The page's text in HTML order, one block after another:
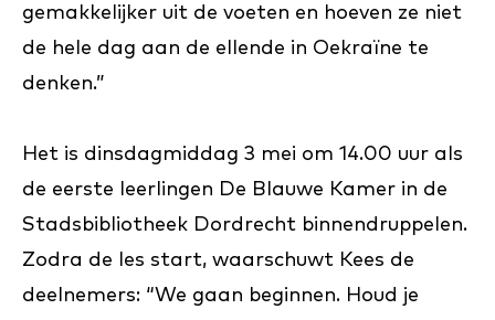
gemakkelijker uit de voeten en hoeven ze niet
de hele dag aan de ellende in Oekraïne te
denken.”
Het is dinsdagmiddag 3 mei om 14.00 uur als
de eerste leerlingen De Blauwe Kamer in de
Stadsbibliotheek Dordrecht binnendruppelen.
Zodra de les start, waarschuwt Kees de
deelnemers: “We gaan beginnen. Houd je